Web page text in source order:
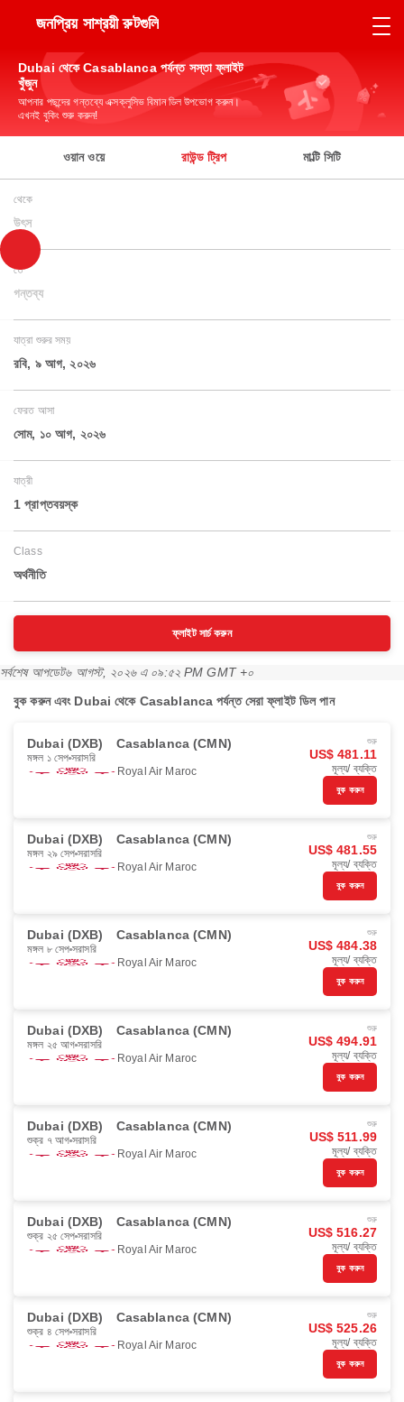
জনপ্রিয় সাশ্রয়ী রুটগুলি
Dubai থেকে Casablanca পর্যন্ত সস্তা ফ্লাইট
খুঁজুন
আপনার পছন্দের গন্তব্যে এক্সক্লুসিভ বিমান ডিল উপভোগ করুন।
এখনই বুকিং শুরু করুন!
ওয়ান ওয়ে রাউন্ড ট্রিপ মাল্টি সিটি
থেকে
উৎস
তে
গন্তব্য
যাত্রা শুরুর সময়
রবি, ৯ আগ, ২০২৬
ফেরত আসা
সোম, ১০ আগ, ২০২৬
যাত্রী
1 প্রাপ্তবয়স্ক
Class
অর্থনীতি
ফ্লাইট সার্চ করুন
সর্বশেষ আপডেট৬ আগস্ট, ২০২৬ এ ০৯:৫২ PM GMT +০
বুক করুন এবং Dubai থেকে Casablanca পর্যন্ত সেরা ফ্লাইট ডিল পান
Dubai (DXB) Casablanca (CMN)
মঙ্গল ১ সেপ সরাসরি
Royal Air Maroc
শুরু
US$ 481.11
মূল্য/ ব্যক্তি
বুক করুন
Dubai (DXB) Casablanca (CMN)
মঙ্গল ২৯ সেপ সরাসরি
Royal Air Maroc
শুরু
US$ 481.55
মূল্য/ ব্যক্তি
বুক করুন
Dubai (DXB) Casablanca (CMN)
মঙ্গল ৮ সেপ সরাসরি
Royal Air Maroc
শুরু
US$ 484.38
মূল্য/ ব্যক্তি
বুক করুন
Dubai (DXB) Casablanca (CMN)
মঙ্গল ২৫ আগ সরাসরি
Royal Air Maroc
শুরু
US$ 494.91
মূল্য/ ব্যক্তি
বুক করুন
Dubai (DXB) Casablanca (CMN)
শুক্র ৭ আগ সরাসরি
Royal Air Maroc
শুরু
US$ 511.99
মূল্য/ ব্যক্তি
বুক করুন
Dubai (DXB) Casablanca (CMN)
শুক্র ২৫ সেপ সরাসরি
Royal Air Maroc
শুরু
US$ 516.27
মূল্য/ ব্যক্তি
বুক করুন
Dubai (DXB) Casablanca (CMN)
শুক্র ৪ সেপ সরাসরি
Royal Air Maroc
শুরু
US$ 525.26
মূল্য/ ব্যক্তি
বুক করুন